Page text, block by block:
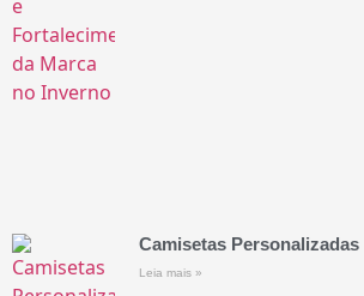
Camisetas
Leia mais »